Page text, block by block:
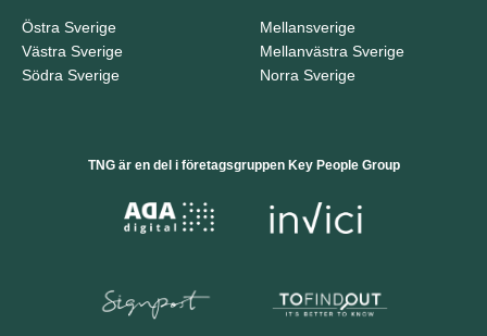
Östra Sverige
Västra Sverige
Södra Sverige
Mellansverige
Mellanvästra Sverige
Norra Sverige
TNG är en del i företagsgruppen Key People Group